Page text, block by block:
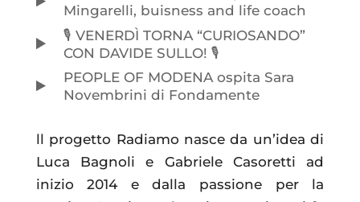
Mingarelli, buisness and life coach
🎙️ VENERDÌ TORNA “CURIOSANDO”
CON DAVIDE SULLO! 🎙️
PEOPLE OF MODENA ospita Sara
Novembrini di Fondamente
ll progetto Radiamo nasce da un’idea di
Luca Bagnoli e Gabriele Casoretti ad
inizio 2014 e dalla passione per la